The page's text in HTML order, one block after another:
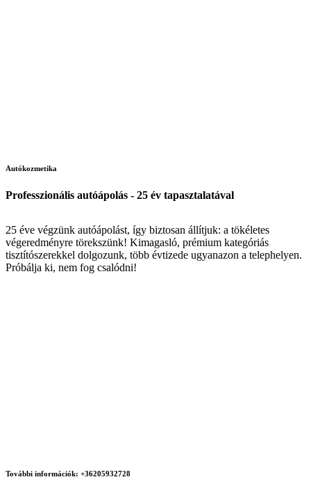
Autókozmetika
Professzionális autóápolás - 25 év tapasztalatával
25 éve végzünk autóápolást, így biztosan állítjuk: a tökéletes
végeredményre törekszünk! Kimagasló, prémium kategóriás
tisztítószerekkel dolgozunk, több évtizede ugyanazon a telephelyen.
Próbálja ki, nem fog csalódni!
További információk: +36205932728